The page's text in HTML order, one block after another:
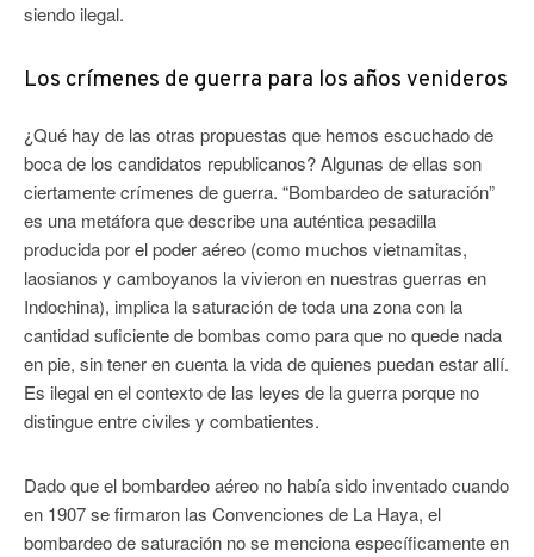
siendo ilegal.
Los crímenes de guerra para los años venideros
¿Qué hay de las otras propuestas que hemos escuchado de
boca de los candidatos republicanos? Algunas de ellas son
ciertamente crímenes de guerra. “Bombardeo de saturación”
es una metáfora que describe una auténtica pesadilla
producida por el poder aéreo (como muchos vietnamitas,
laosianos y camboyanos la vivieron en nuestras guerras en
Indochina), implica la saturación de toda una zona con la
cantidad suficiente de bombas como para que no quede nada
en pie, sin tener en cuenta la vida de quienes puedan estar allí.
Es ilegal en el contexto de las leyes de la guerra porque no
distingue entre civiles y combatientes.
Dado que el bombardeo aéreo no había sido inventado cuando
en 1907 se firmaron las Convenciones de La Haya, el
bombardeo de saturación no se menciona específicamente en